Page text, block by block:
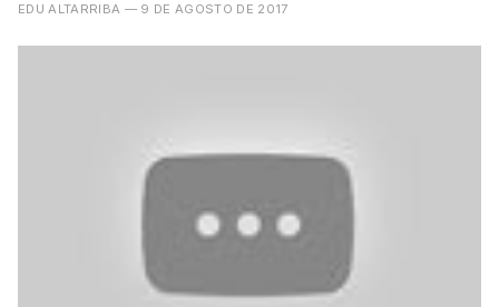
EDU ALTARRIBA — 9 DE AGOSTO DE 2017